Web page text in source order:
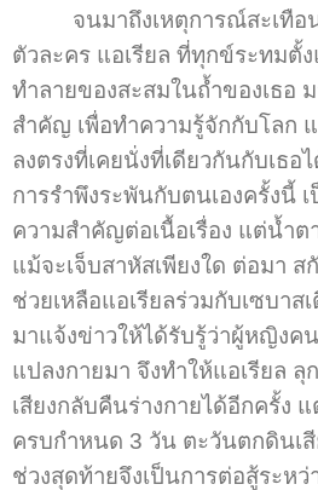
จนมาถึงเหตุการณ์สะเทือน
ตัวละคร แอเรียล ที่ทุกข์ระทมตั้
ทำลายของสะสมในถ้ำของเธอ ม
สำคัญ เพื่อทำความรู้จักกับโลก
ลงตรงที่เคยนั่งที่เดียวกันกับเธอ
การรำพึงระพันกับตนเองครั้งนี้
ความสำคัญต่อเนื้อเรื่อง แต่น้ำต
แม้จะเจ็บสาหัสเพียงใด ต่อมา ส
ช่วยเหลือแอเรียลร่วมกับเซบาส
มาแจ้งข่าวให้ได้รับรู้ว่าผู้หญิงค
แปลงกายมา จึงทำให้แอเรียล
เสียงกลับคืนร่างกายได้อีกครั้ง
ครบกำหนด 3 วัน ตะวันตกดินเ
ช่วงสุดท้ายจึงเป็นการต่อสู้ระหว่